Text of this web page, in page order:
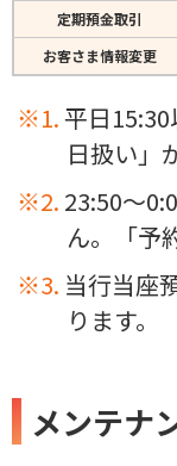
定期預金取引
お客さま情報変更
平日
日扱い」
23:50～
ん。「予
当行当座
ります。
メンテナ